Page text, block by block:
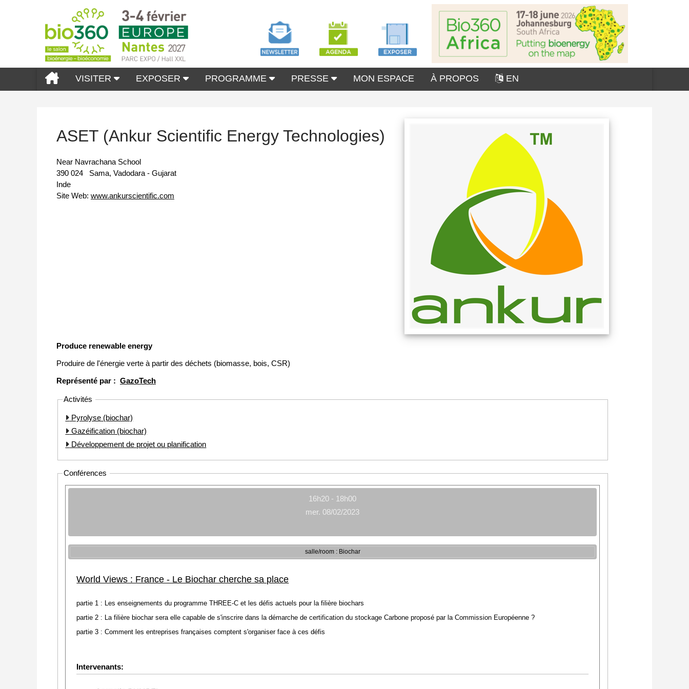
VISITER EXPOSER PROGRAMME PRESSE MON ESPACE À PROPOS EN
ASET (Ankur Scientific Energy Technologies)
Near Navrachana School
390 024
Sama, Vadodara - Gujarat
Inde
Site Web: www.ankurscientific.com
Produce renewable energy
Produire de l'énergie verte à partir des déchets (biomasse, bois, CSR)
Représenté par : GazoTech
Activités
Pyrolyse (biochar)
Gazéification (biochar)
Développement de projet ou planification
Conférences
16h20 - 18h00
mer. 08/02/2023
salle/room : Biochar
World Views : France - Le Biochar cherche sa place
partie 1 : Les enseignements du programme THREE-C et les défis actuels pour la filière biochars
partie 2 : La filière biochar sera elle capable de s'inscrire dans la démarche de certification du stockage Carbone proposé par la Commission Européenne ?
partie 3 : Comment les entreprises françaises comptent s'organiser face à ces défis
Intervenants: